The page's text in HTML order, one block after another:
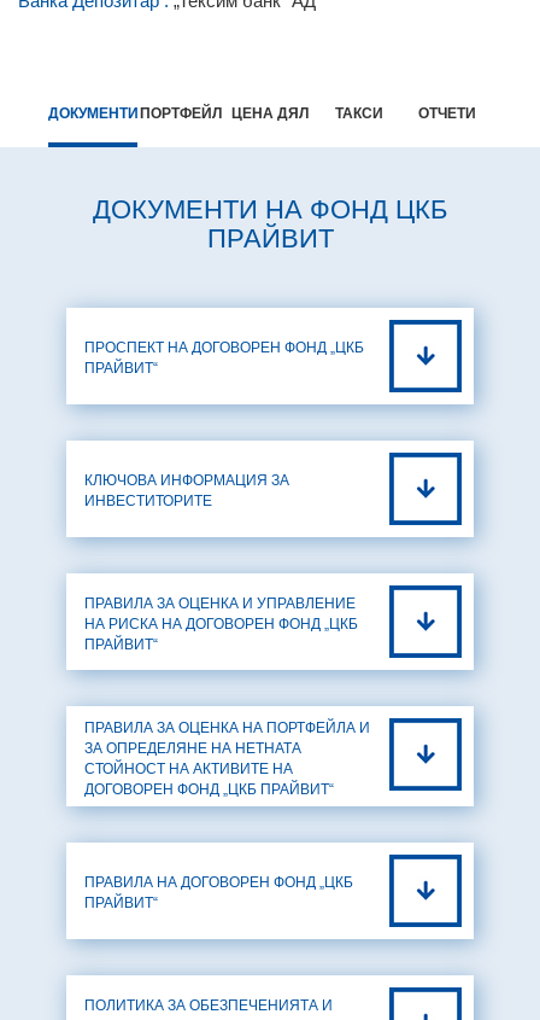
ДОКУМЕНТИ ПОРТФЕЙЛ ЦЕНА ДЯЛ ТАКСИ ОТЧЕТИ
ДОКУМЕНТИ НА ФОНД ЦКБ
ПРАЙВИТ
ПРОСПЕКТ НА ДОГОВОРЕН ФОНД „ЦКБ
ПРАЙВИТ“
КЛЮЧОВА ИНФОРМАЦИЯ ЗА
ИНВЕСТИТОРИТЕ
ПРАВИЛА ЗА ОЦЕНКА И УПРАВЛЕНИЕ
НА РИСКА НА ДОГОВОРЕН ФОНД „ЦКБ
ПРАЙВИТ“
ПРАВИЛА ЗА ОЦЕНКА НА ПОРТФЕЙЛА И
ЗА ОПРЕДЕЛЯНЕ НА НЕТНАТА
СТОЙНОСТ НА АКТИВИТЕ НА
ДОГОВОРЕН ФОНД „ЦКБ ПРАЙВИТ“
ПРАВИЛА НА ДОГОВОРЕН ФОНД „ЦКБ
ПРАЙВИТ“
ПОЛИТИКА ЗА ОБЕЗПЕЧЕНИЯТА И